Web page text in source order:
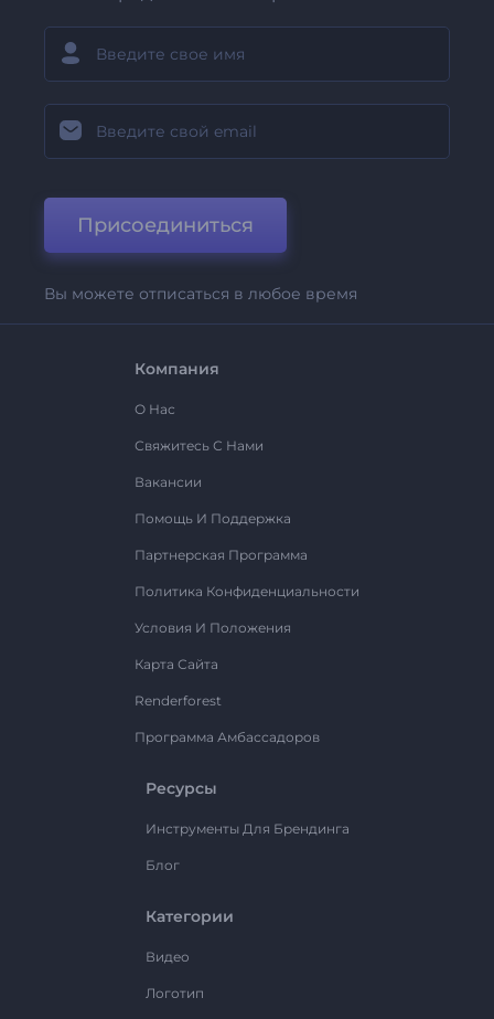
Присоединиться
Вы можете отписаться в любое время
Компания
О Нас
Свяжитесь С Нами
Вакансии
Помощь И Поддержка
Партнерская Программа
Политика Конфиденциальности
Условия И Положения
Карта Сайта
Renderforest
Программа Амбассадоров
Ресурсы
Инструменты Для Брендинга
Блог
Категории
Видео
Логотип